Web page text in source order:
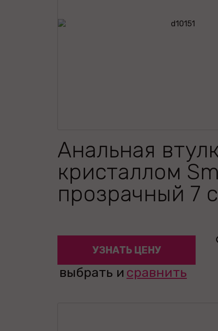
Анальная
кристаллом
прозрачный 7
УЗНАТЬ ЦЕНУ
выбрать и сравнить